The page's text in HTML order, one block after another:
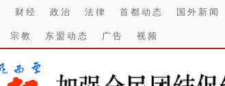
财经 政治 法律 首都动态 国外新闻
宗教 东盟动态 广告 视频